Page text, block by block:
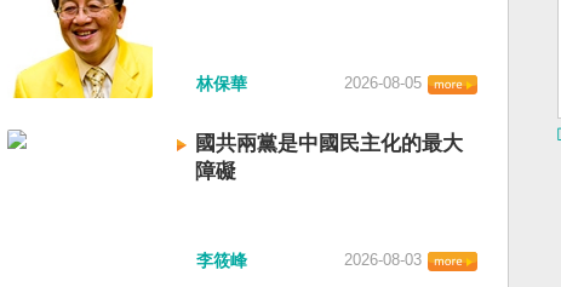
林保華 2026-08-05
國共兩黨是中國民主化的最大
障礙
李筱峰 2026-08-03